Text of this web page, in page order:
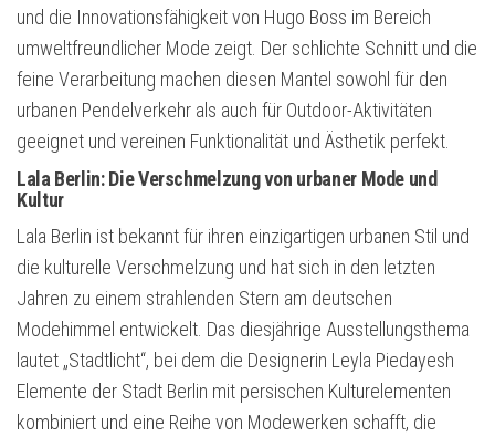
und die Innovationsfähigkeit von Hugo Boss im Bereich
umweltfreundlicher Mode zeigt. Der schlichte Schnitt und die
feine Verarbeitung machen diesen Mantel sowohl für den
urbanen Pendelverkehr als auch für Outdoor-Aktivitäten
geeignet und vereinen Funktionalität und Ästhetik perfekt.
Lala Berlin: Die Verschmelzung von urbaner Mode und
Kultur
Lala Berlin ist bekannt für ihren einzigartigen urbanen Stil und
die kulturelle Verschmelzung und hat sich in den letzten
Jahren zu einem strahlenden Stern am deutschen
Modehimmel entwickelt. Das diesjährige Ausstellungsthema
lautet „Stadtlicht“, bei dem die Designerin Leyla Piedayesh
Elemente der Stadt Berlin mit persischen Kulturelementen
kombiniert und eine Reihe von Modewerken schafft, die